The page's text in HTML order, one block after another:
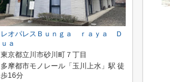
レオパレスＢｕｎｇａ ｒａｙａ Ｄ
ｕａ
東京都立川市砂川町７丁目
多摩都市モノレール「玉川上水」駅 徒
歩16分